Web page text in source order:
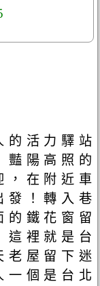
的活力驛站
豔陽高照的
，在附近車
發！轉入巷
的鐵花窗留
這裡就是台
老屋留下迷
一個是台北